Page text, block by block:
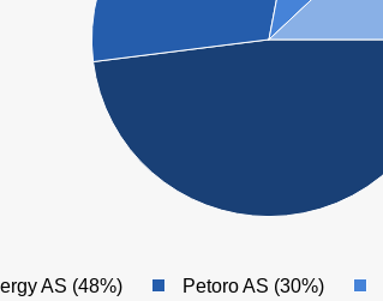
AS (48%) Petoro AS (30%)